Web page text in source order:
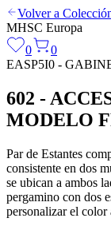
Volver a
MHSC Europa
0
0
EASP5I0 -
602 -
MODELO
Par de Estantes
consistente en dos
se ubican a ambos
pergamino con dos
personalizar el